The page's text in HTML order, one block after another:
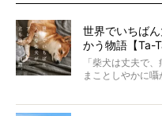
世界でいちば
かう物語【Ta-
「柴犬は丈夫で
まことしやかに